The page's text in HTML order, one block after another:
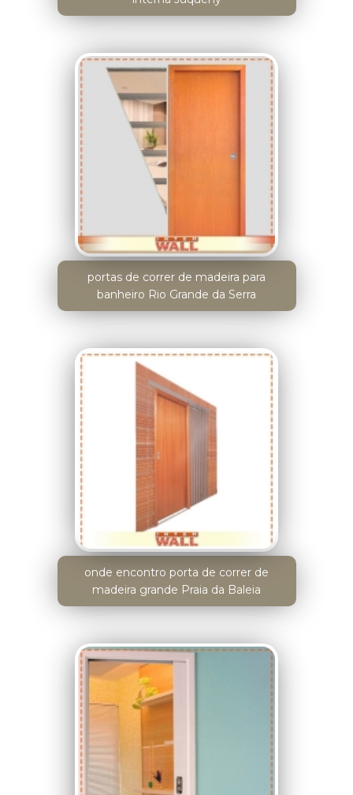
portas de correr de madeira para
banheiro Rio Grande da Serra
onde encontro porta de correr de
madeira grande Praia da Baleia